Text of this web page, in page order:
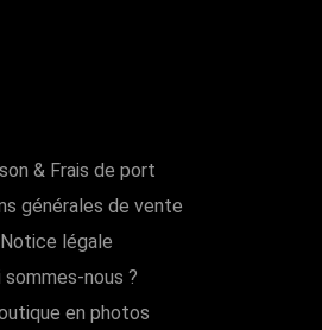
& Frais de port
générales de vente
Notice légale
sommes-nous ?
en photos